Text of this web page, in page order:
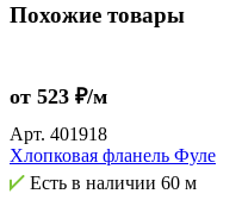
Похожие товары
от 523 ₽/м
Арт. 401918
Хлопковая фланель Фуле
Есть в наличии 60 м